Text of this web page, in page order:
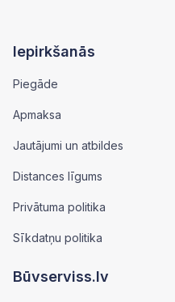
Iepirkšanās
Piegāde
Apmaksa
Jautājumi un atbildes
Distances līgums
Privātuma politika
Sīkdatņu politika
Būvserviss.lv